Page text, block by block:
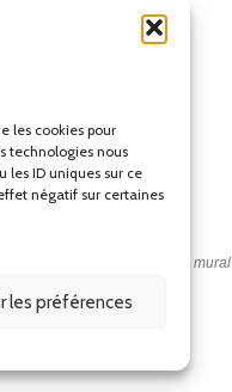
les cookies pour
technologies nous
ID uniques sur ce
négatif sur certaines
les préférences
support antivol mural